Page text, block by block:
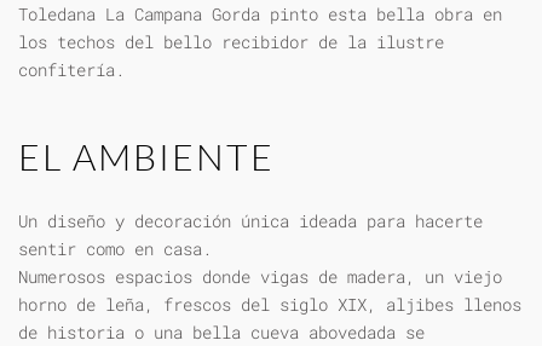
Toledana La Campana Gorda pinto esta bella obra en
los techos del bello recibidor de la ilustre
confitería.
EL AMBIENTE
Un diseño y decoración única ideada para hacerte
sentir como en casa.
Numerosos espacios donde vigas de madera, un viejo
horno de leña, frescos del siglo XIX, aljibes llenos
de historia o una bella cueva abovedada se